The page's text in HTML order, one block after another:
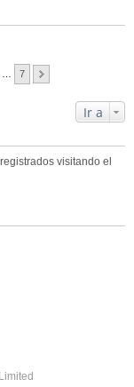
7
Ir a
visitando el